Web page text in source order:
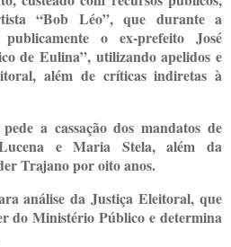
“Bob Léo”, que durante a
publicamente o ex-prefeito José
de Eulina”, utilizando apelidos e
além de críticas indiretas à
a cassação dos mandatos de
e Maria Stela, além da
Trajano por oito anos.
análise da Justiça Eleitoral, que
do Ministério Público e determina